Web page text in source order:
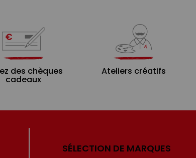
des chèques
cadeaux
Ateliers créatifs
SÉLECTION DE MARQUES